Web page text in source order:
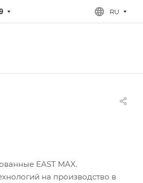
RU
EAST MAX.
на производство в